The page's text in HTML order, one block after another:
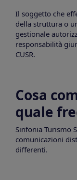
Il soggetto che
della struttura o
gestionale
responsabilità
CUSR.
Cosa
quale
Sinfonia Turismo
comunicazioni
differenti.